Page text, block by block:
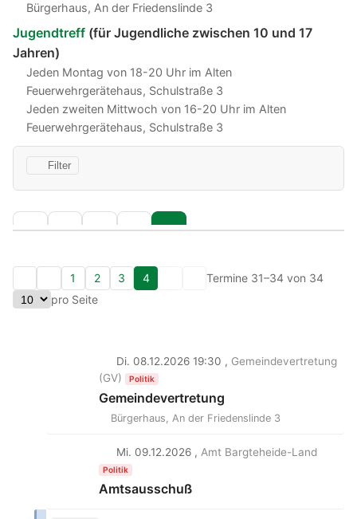
Bürgerhaus, An der Friedenslinde 3
Jugendtreff (für Jugendliche zwischen 10 und 17
Jahren)
Jeden Montag von 18-20 Uhr im Alten
Feuerwehrgerätehaus, Schulstraße 3
Jeden zweiten Mittwoch von 16-20 Uhr im Alten
Feuerwehrgerätehaus, Schulstraße 3
Filter
1 2 3 4
Termine 31–34 von 34
pro Seite
Di. 08.12.2026 19:30 , Gemeindevertretung
(GV)
Politik
Gemeindevertretung
Bürgerhaus, An der Friedenslinde 3
Mi. 09.12.2026 , Amt Bargteheide-Land
Politik
Amtsausschuß